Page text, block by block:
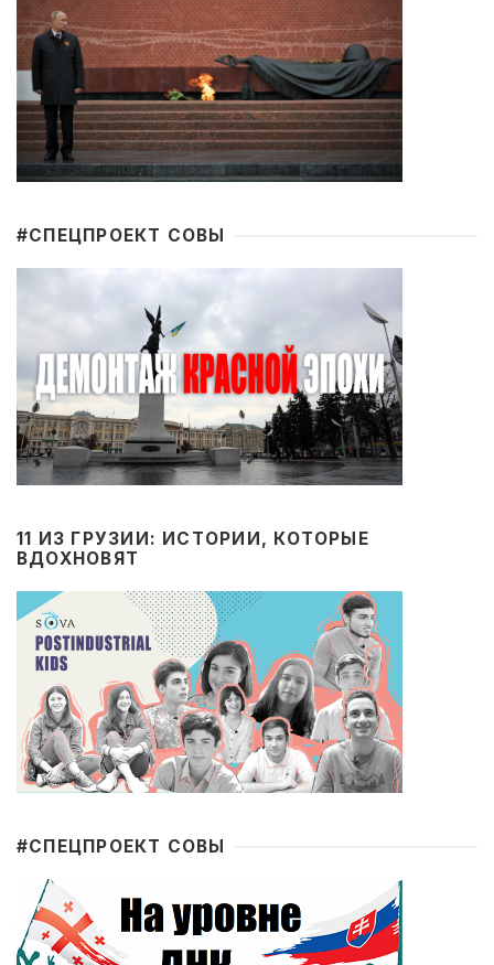
#CПЕЦПРОЕКТ СОВЫ
11 ИЗ ГРУЗИИ: ИСТОРИИ, КОТОРЫЕ
ВДОХНОВЯТ
#CПЕЦПРОЕКТ СОВЫ